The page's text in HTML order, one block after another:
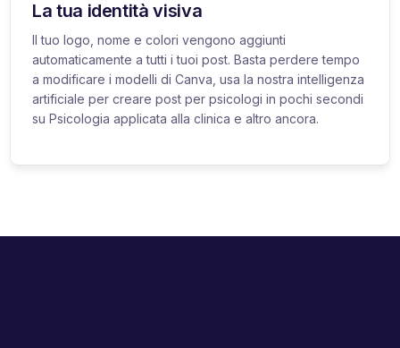
La tua identità visiva
Il tuo logo, nome e colori vengono aggiunti
automaticamente a tutti i tuoi post. Basta perdere tempo
a modificare i modelli di Canva, usa la nostra intelligenza
artificiale per creare post per psicologi in pochi secondi
su Psicologia applicata alla clinica e altro ancora.